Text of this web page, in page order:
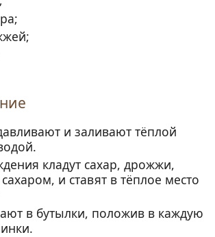
и заливают тёплой
кладут сахар, дрожжи,
и ставят в тёплое место
в бутылки, положив в каждую